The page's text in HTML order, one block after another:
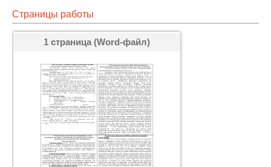
Страницы работы
1 страница (Word-файл)